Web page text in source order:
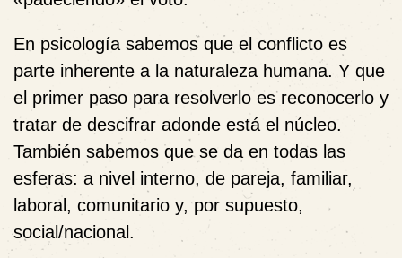
En psicología sabemos que el conflicto es
parte inherente a la naturaleza humana. Y que
el primer paso para resolverlo es reconocerlo y
tratar de descifrar adonde está el núcleo.
También sabemos que se da en todas las
esferas: a nivel interno, de pareja, familiar,
laboral, comunitario y, por supuesto,
social/nacional.